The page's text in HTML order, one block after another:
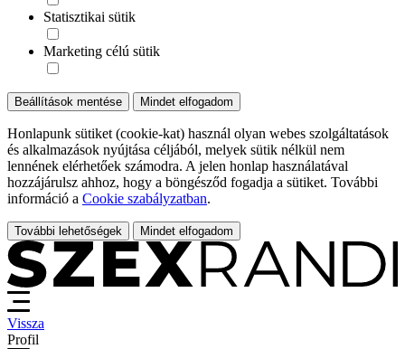
Statisztikai sütik
Marketing célú sütik
Beállítások mentése Mindet elfogadom
Honlapunk sütiket (cookie-kat) használ olyan webes szolgáltatások
és alkalmazások nyújtása céljából, melyek sütik nélkül nem
lennének elérhetőek számodra. A jelen honlap használatával
hozzájárulsz ahhoz, hogy a böngésződ fogadja a sütiket. További
információ a Cookie szabályzatban.
További lehetőségek Mindet elfogadom
Vissza
Profil